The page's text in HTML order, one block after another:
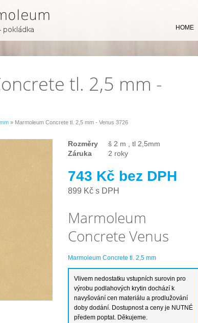
HOME
tl. 2,5 mm -
» Marmoleum Concrete tl. 2,5 mm - Venus 3726
Rozměry
š 2 m , tl 2,5mm
Záruka
2 roky
743 Kč bez DPH
899 Kč s DPH
Marmoleum
Concrete Venus
Marmoleum Concrete tl. 2,5 mm